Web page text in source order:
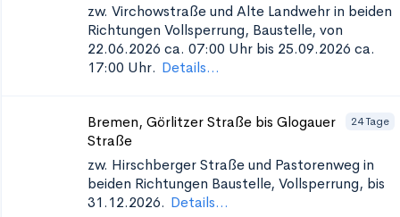
zw. Virchowstraße und Alte Landwehr in beiden
Richtungen Vollsperrung, Baustelle, von
22.06.2026 ca. 07:00 Uhr bis 25.09.2026 ca.
17:00 Uhr. Details...
Bremen, Görlitzer Straße bis Glogauer
Straße
24 Tage
zw. Hirschberger Straße und Pastorenweg in
beiden Richtungen Baustelle, Vollsperrung, bis
31.12.2026. Details...